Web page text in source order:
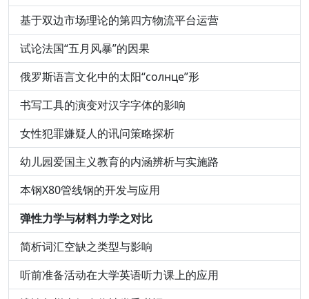
基于双边市场理论的第四方物流平台运营
试论法国“五月风暴”的因果
俄罗斯语言文化中的太阳“солнце”形
书写工具的演变对汉字字体的影响
女性犯罪嫌疑人的讯问策略探析
幼儿园爱国主义教育的内涵辨析与实施路
本钢X80管线钢的开发与应用
弹性力学与材料力学之对比
简析词汇空缺之类型与影响
听前准备活动在大学英语听力课上的应用